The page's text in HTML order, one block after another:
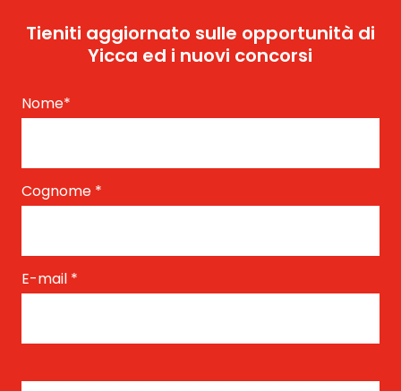
Tieniti aggiornato sulle opportunità di
Yicca ed i nuovi concorsi
Nome*
Cognome *
E-mail *